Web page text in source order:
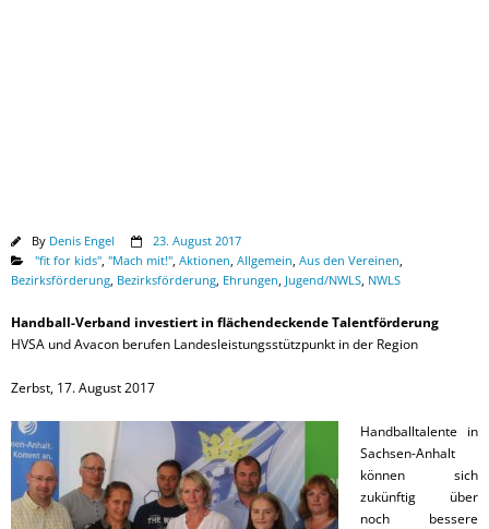
By Denis Engel
23. August 2017
"fit for kids" "Mach mit!" Aktionen Allgemein Aus den Vereinen
Bezirksförderung Bezirksförderung Ehrungen Jugend/NWLS NWLS
Handball-Verband investiert in flächendeckende Talentförderung
HVSA und Avacon berufen Landesleistungsstützpunkt in der Region
Zerbst, 17. August 2017
Handballtalente in
Sachsen-Anhalt
können sich
zukünftig über
noch bessere